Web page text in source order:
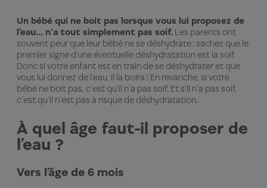
Un bébé qui ne boit pas lorsque vous lui proposez de
l’eau… n'a tout simplement pas soif. Les parents ont
souvent peur que leur bébé ne se déshydrate : sachez que le
premier signe d’une éventuelle déshydratation est la soif.
Donc si votre enfant est en train de se déshydrater et que
vous lui donnez de l’eau, il la boira ! En revanche, si votre
bébé ne boit pas, c'est qu'il n'a pas soif. Et s'il n'a pas soif,
c'est qu'il n'est pas à risque de déshydratation.
À quel âge faut-il proposer de
l’eau ?
Vers l’âge de 6 mois